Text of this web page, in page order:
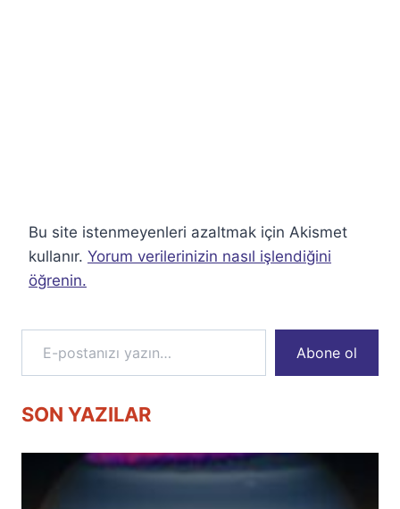
Bu site istenmeyenleri azaltmak için Akismet
kullanır. Yorum verilerinizin nasıl işlendiğini
öğrenin.
E-postanızı yazın…
Abone ol
SON YAZILAR